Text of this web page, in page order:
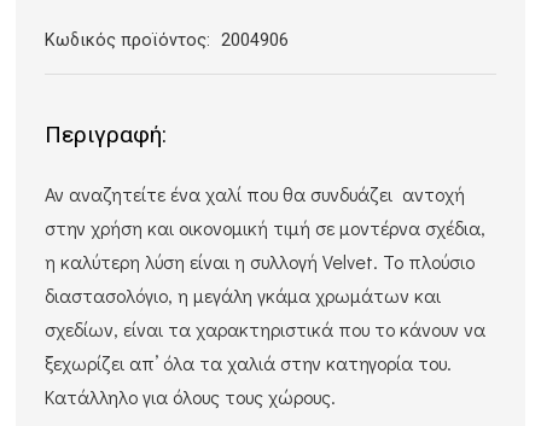
Κωδικός προϊόντος: 2004906
Περιγραφή:
Αν αναζητείτε ένα χαλί που θα συνδυάζει αντοχή
στην χρήση και οικονομική τιμή σε μοντέρνα σχέδια,
η καλύτερη λύση είναι η συλλογή Velvet. Το πλούσιο
διαστασολόγιο, η μεγάλη γκάμα χρωμάτων και
σχεδίων, είναι τα χαρακτηριστικά που το κάνουν να
ξεχωρίζει απ’ όλα τα χαλιά στην κατηγορία του.
Κατάλληλο για όλους τους χώρους.